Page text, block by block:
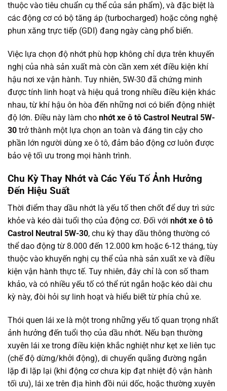
thuộc vào tiêu chuẩn cụ thể của sản phẩm), và đặc biệt là
các động cơ có bộ tăng áp (turbocharged) hoặc công nghệ
phun xăng trực tiếp (GDI) đang ngày càng phổ biến.
Việc lựa chọn độ nhớt phù hợp không chỉ dựa trên khuyến
nghị của nhà sản xuất mà còn cần xem xét điều kiện khí
hậu nơi xe vận hành. Tuy nhiên, 5W-30 đã chứng minh
được tính linh hoạt và hiệu quả trong nhiều điều kiện khác
nhau, từ khí hậu ôn hòa đến những nơi có biến động nhiệt
độ lớn. Điều này làm cho nhớt xe ô tô Castrol Neutral 5W-
30 trở thành một lựa chọn an toàn và đáng tin cậy cho
phần lớn người dùng xe ô tô, đảm bảo động cơ luôn được
bảo vệ tối ưu trong mọi hành trình.
Chu Kỳ Thay Nhớt và Các Yếu Tố Ảnh Hưởng
Đến Hiệu Suất
Thời điểm thay dầu nhớt là yếu tố then chốt để duy trì sức
khỏe và kéo dài tuổi thọ của động cơ. Đối với nhớt xe ô tô
Castrol Neutral 5W-30, chu kỳ thay dầu thông thường có
thể dao động từ 8.000 đến 12.000 km hoặc 6-12 tháng, tùy
thuộc vào khuyến nghị cụ thể của nhà sản xuất xe và điều
kiện vận hành thực tế. Tuy nhiên, đây chỉ là con số tham
khảo, và có nhiều yếu tố có thể rút ngắn hoặc kéo dài chu
kỳ này, đòi hỏi sự linh hoạt và hiểu biết từ phía chủ xe.
Thói quen lái xe là một trong những yếu tố quan trọng nhất
ảnh hưởng đến tuổi thọ của dầu nhớt. Nếu bạn thường
xuyên lái xe trong điều kiện khắc nghiệt như kẹt xe liên tục
(chế độ dừng/khởi động), di chuyển quãng đường ngắn
lặp đi lặp lại (khi động cơ chưa kịp đạt nhiệt độ vận hành
tối ưu), lái xe trên địa hình đồi núi dốc, hoặc thường xuyên